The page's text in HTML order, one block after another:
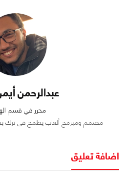
عبدالرحمن
محرر في قسم
مصمم ومبرمج ألعاب يطمح في ترك
اضافة تعليق